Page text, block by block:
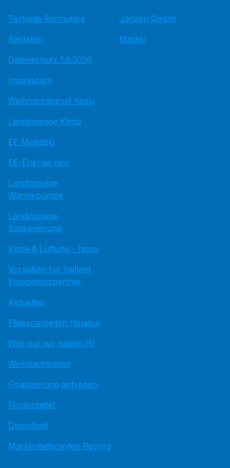
Testseite Formulare
Ratgeber
Datenschutz 1.6.2026
Impressum
Weihnachtsgruß hissu
Landingpage Klima
EE Medatsu
EE-Energie neu
Landingpage
Wärmepumpe
Landingpage
Badsanierung
Klima & Lüftung - hissu
Vorgaben für Vaillant
Kompetenzpartner
Aktuelles
Fliesenarbeiten (toujou)
Was nur wir haben HI
Weihnachtspost
Finanzierung anfragen
Fördermittel
Download
Markenlieferanten Record
Janzen GmbH
Master